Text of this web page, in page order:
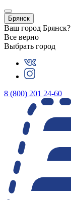
Брянск
Ваш город Брянск?
Все верно
Выбрать город
8 (800) 201 24-60